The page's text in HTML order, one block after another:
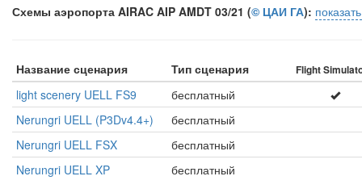
Схемы аэропорта AIRAC AIP AMDT 03/21 (© ЦАИ ГА):
Название сценария Тип сценария Flight
light scenery UELL FS9
бесплатный
Nerungri UELL (P3Dv4.4+)
бесплатный
Nerungri UELL FSX
бесплатный
Nerungri UELL XP
бесплатный